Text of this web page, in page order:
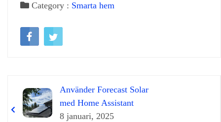
Category : Smarta hem
Använder Forecast Solar
med Home Assistant
8 januari, 2025